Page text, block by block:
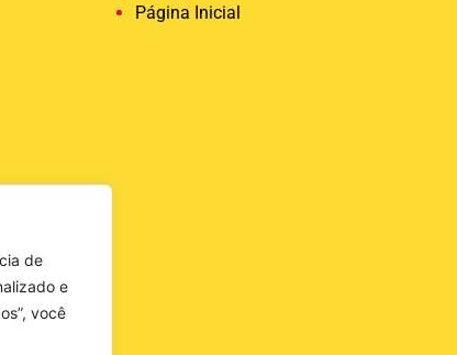
de
e
você
Página Inicial